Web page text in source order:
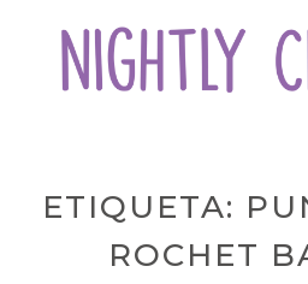
ETIQUETA:
ROCHET